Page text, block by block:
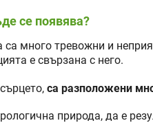
се появява?
много тревожни и
е свързана с него.
са разположени
природа, да е